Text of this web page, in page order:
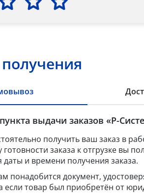
выдачи заказов «Р-
получить ваш заказ в
готовности заказа к отгрузке вы
даты и времени получения заказа.
понадобится документ,
если товар был приобретён от